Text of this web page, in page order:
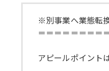
※別事業へ業態転
＝＝＝＝＝＝＝＝
アピールポイント